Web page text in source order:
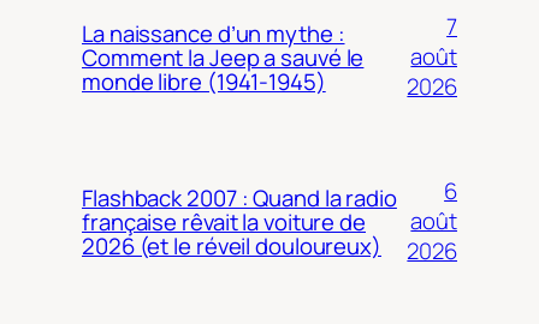
La naissance d’un mythe :
Comment la Jeep a sauvé le
monde libre (1941-1945)
7
août
2026
Flashback 2007 : Quand la radio
française rêvait la voiture de
2026 (et le réveil douloureux)
6
août
2026